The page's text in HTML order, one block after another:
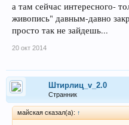
а там сейчас интересного-
живопись" давным-давно
просто так не зайдешь...
20 окт 2014
Штирлиц_v_2.0
Странник
майская сказал(а): ↑